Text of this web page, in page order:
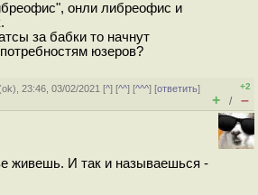
онли либреофис и
за бабки то начнут
юзеров?
ok), 23:46, 03/02/2021 [^] [^^] [^^^] [ответить]
+2
+ / –
живешь. И так и называешься -